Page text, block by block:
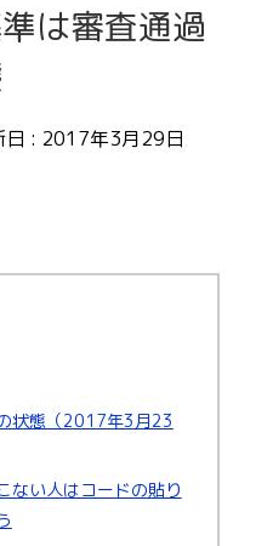
は審査通過
: 2017年3月29日
状態（2017年3月23
ない人はコードの貼り